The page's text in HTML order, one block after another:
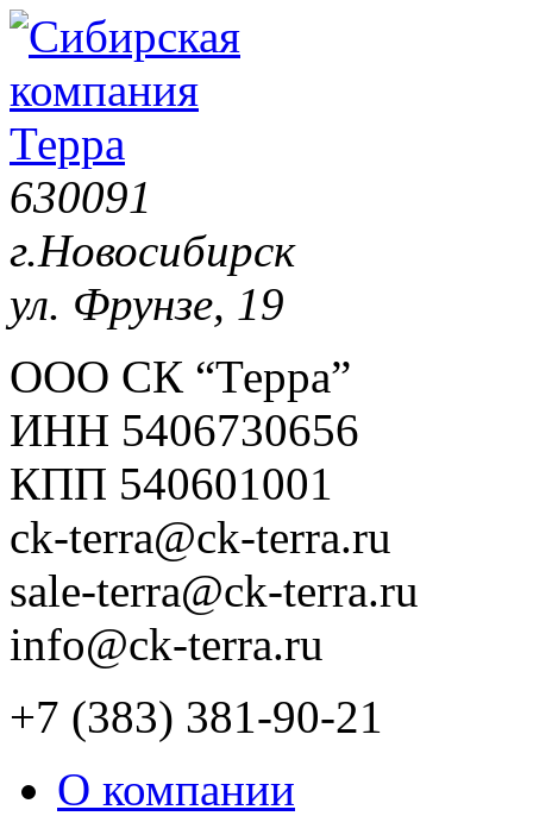
630091
г.Новосибирск
ул. Фрунзе, 19
ООО СК “Терра”
ИНН 5406730656
КПП 540601001
ck-terra@ck-terra.ru
sale-terra@ck-terra.ru
info@ck-terra.ru
+7 (383) 381-90-21
О компании